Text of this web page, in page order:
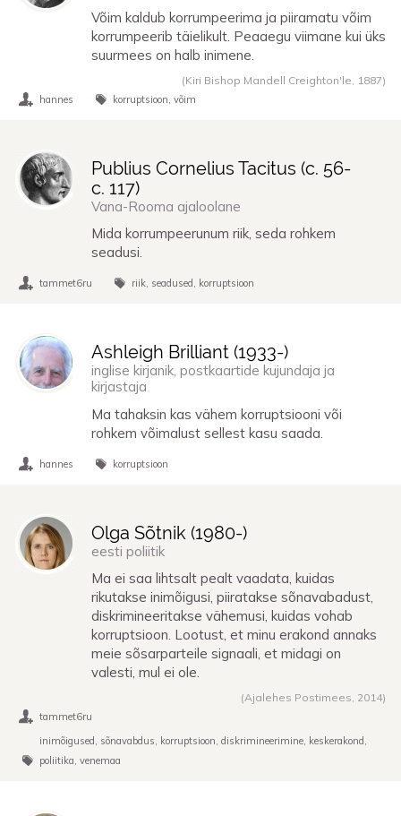
Võim kaldub korrumpeerima ja piiramatu võim
korrumpeerib täielikult. Peaaegu viimane kui üks
suurmees on halb inimene.
(Kiri Bishop Mandell Creighton'le, 1887)
hannes korruptsioon võim
Publius Cornelius Tacitus (c. 56-
c. 117)
Vana-Rooma ajaloolane
Mida korrumpeerunum riik, seda rohkem
seadusi.
tammet6ru riik seadused korruptsioon
Ashleigh Brilliant (1933-)
inglise kirjanik, postkaartide kujundaja ja
kirjastaja
Ma tahaksin kas vähem korruptsiooni või
rohkem võimalust sellest kasu saada.
hannes korruptsioon
Olga Sõtnik (1980-)
eesti poliitik
Ma ei saa lihtsalt pealt vaadata, kuidas
rikutakse inimõigusi, piiratakse sõnavabadust,
diskrimineeritakse vähemusi, kuidas vohab
korruptsioon. Lootust, et minu erakond annaks
meie sõsarparteile signaali, et midagi on
valesti, mul ei ole.
(Ajalehes Postimees, 2014)
tammet6ru
inimõigused
sõnavabdus korruptsioon diskrimineerimine keskerakond
poliitika venemaa